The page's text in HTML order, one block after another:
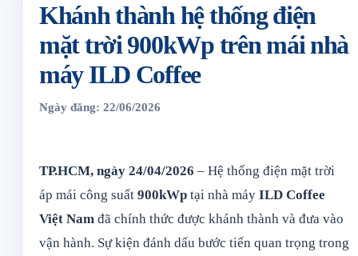
Khánh thành hệ thống điện
mặt trời 900kWp trên mái nhà
máy ILD Coffee
Ngày đăng: 22/06/2026
TP.HCM, ngày 24/04/2026 – Hệ thống điện mặt trời
áp mái công suất 900kWp tại nhà máy ILD Coffee
Việt Nam đã chính thức được khánh thành và đưa vào
vận hành. Sự kiện đánh dấu bước tiến quan trọng trong